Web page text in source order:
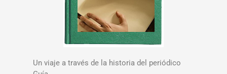
Un viaje a través de la historia del periódico